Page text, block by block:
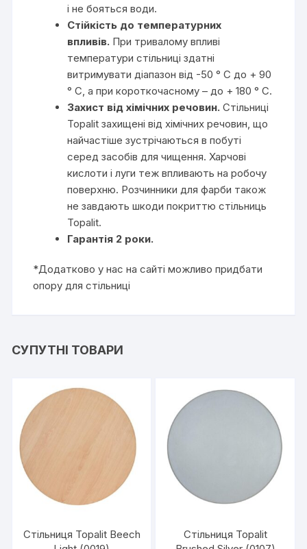
і не бояться води.
Стійкість до температурних
впливів. При тривалому впливі
температури стільниці здатні
витримувати діапазон від -50 ° С до + 90
° С, а при короткочасному – до + 180 ° С.
Захист від хімічних речовин.Стільниці
Topalit захищені від хімічних речовин, що
найчастіше зустрічаються в побуті
серед засобів для чищення. Харчові
кислоти і луги теж впливають на робочу
поверхню. Розчинники для фарби також
не завдають шкоди покриттю стільниць
Topalit.
Гарантія 2 роки.
*Додатково у нас на сайті можливо придбати
опору для стільниці
СУПУТНІ ТОВАРИ
Стільниця Topalit Beech
Стільниця Topalit